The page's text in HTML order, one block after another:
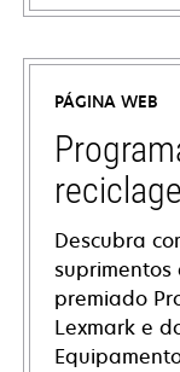
opens
in
new
tab
PÁGINA WEB
Descubra
premiado
Lexmark e